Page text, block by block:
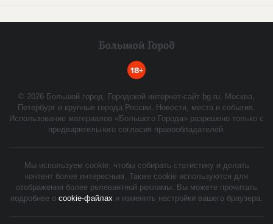
18+
© 2026 Большой город. Городской интернет-сайт bg.ru. Москва,
Петербург и крупные города России. Новости, места и события.
Использование материалов «Большого Города» разрешено только с
предварительного согласия правообладателей.
Мы используем cookie, чтобы собирать статистику и делать
контент более интересным. Также cookie используются для
отображения более релевантной рекламы. Вы можете прочитать
подробнее о cookie-файлах и изменить настройки вашего браузера.